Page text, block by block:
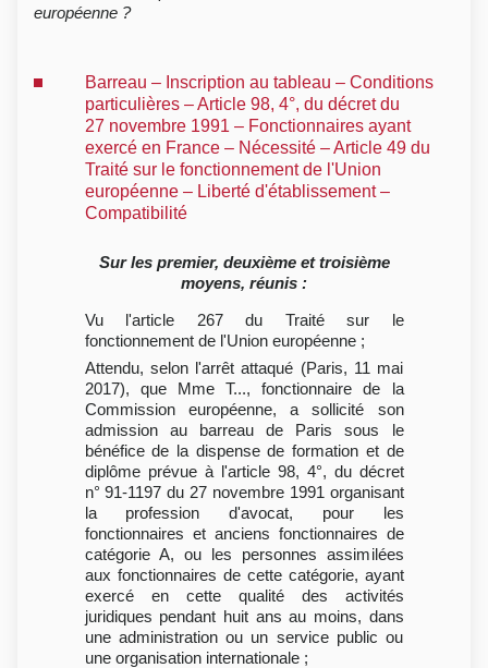
européenne ?
Barreau – Inscription au tableau – Conditions
particulières – Article 98, 4°, du décret du
27 novembre 1991 – Fonctionnaires ayant
exercé en France – Nécessité – Article 49 du
Traité sur le fonctionnement de l'Union
européenne – Liberté d'établissement –
Compatibilité
Sur les premier, deuxième et troisième
moyens, réunis :
Vu l'article 267 du Traité sur le
fonctionnement de l'Union européenne ;
Attendu, selon l'arrêt attaqué (Paris, 11 mai
2017), que Mme T..., fonctionnaire de la
Commission européenne, a sollicité son
admission au barreau de Paris sous le
bénéfice de la dispense de formation et de
diplôme prévue à l'article 98, 4°, du décret
n° 91-1197 du 27 novembre 1991 organisant
la profession d'avocat, pour les
fonctionnaires et anciens fonctionnaires de
catégorie A, ou les personnes assimilées
aux fonctionnaires de cette catégorie, ayant
exercé en cette qualité des activités
juridiques pendant huit ans au moins, dans
une administration ou un service public ou
une organisation internationale ;